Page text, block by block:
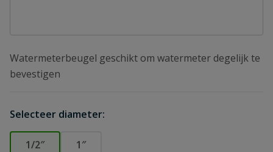
Watermeterbeugel geschikt om watermeter degelijk te
bevestigen
Selecteer diameter:
1/2″ 1″